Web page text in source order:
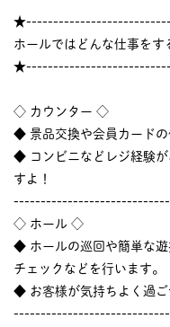
ホールではどんな仕事をす
◇ カウンター ◇
◆ 景品交換や会員カード
◆ コンビニなどレジ経験が
すよ！
◇ ホール ◇
◆ ホールの巡回や簡単な遊
チェックなどを行います。
◆ お客様が気持ちよく過ご